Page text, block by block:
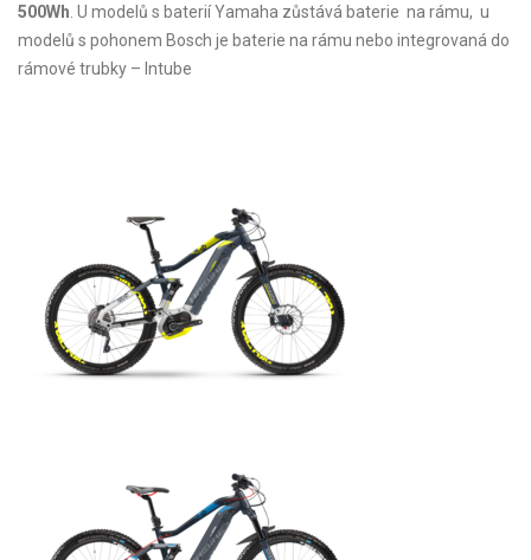
500Wh . U modelů s baterií Yamaha zůstává baterie na rámu, u
modelů s pohonem Bosch je baterie na rámu nebo integrovaná do
rámové trubky – Intube